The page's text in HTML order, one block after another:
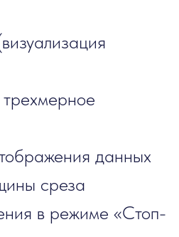
данных
среза
в режиме «Стоп-